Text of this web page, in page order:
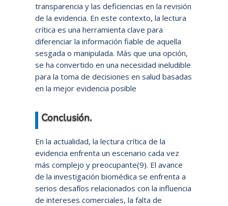
transparencia y las deficiencias en la revisión
de la evidencia. En este contexto, la lectura
crítica es una herramienta clave para
diferenciar la información fiable de aquella
sesgada o manipulada. Más que una opción,
se ha convertido en una necesidad ineludible
para la toma de decisiones en salud basadas
en la mejor evidencia posible
Conclusión.
En la actualidad, la lectura crítica de la
evidencia enfrenta un escenario cada vez
más complejo y preocupante(9). El avance
de la investigación biomédica se enfrenta a
serios desafíos relacionados con la influencia
de intereses comerciales, la falta de